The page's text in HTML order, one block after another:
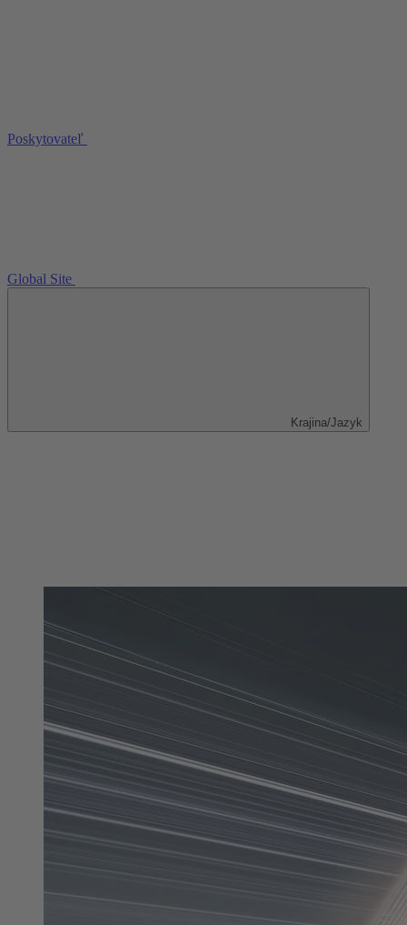
Poskytovateľ
Global Site
Krajina/Jazyk